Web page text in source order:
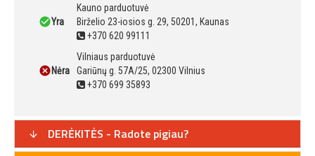
Yra
Kauno parduotuvė
Birželio 23-iosios g. 29, 50201, Kaunas
+370 620 99111
Nėra
Vilniaus parduotuvė
Gariūnų g. 57A/25, 02300 Vilnius
+370 699 35893
DERĖKITĖS - Radote pigiau?